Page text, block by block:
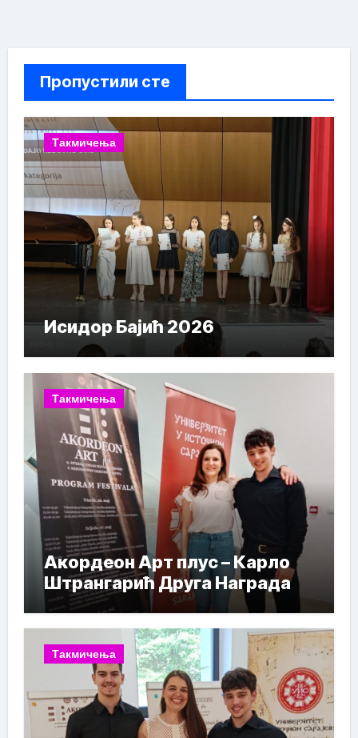
Пропустили сте
Такмичења
Исидор Бајић 2026
Такмичења
Акордеон Арт плус – Карло
Штрангарић Друга Награда
Такмичења